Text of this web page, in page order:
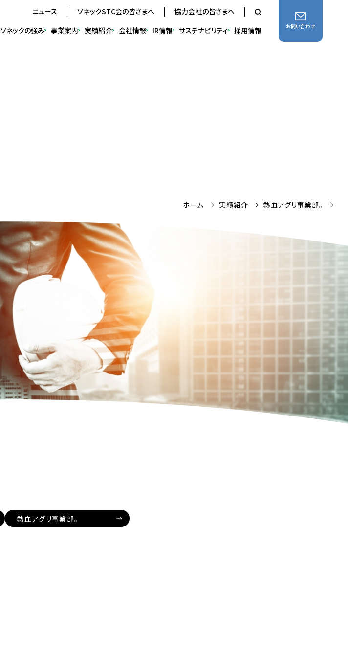
ニュース ソネックSTC会の皆さまへ
協力会社の皆さまへ
ソネックの強み 事業案内 実績紹介 会社情報 IR情報 サステナビリティ 採用情報 お問い合わせ
ホーム 実績紹介 熱血アグリ事業部。
熱血アグリ事業部。